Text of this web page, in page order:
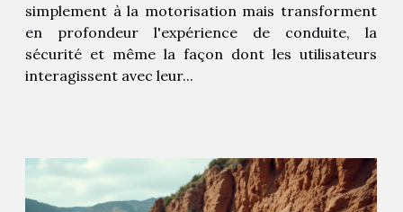
simplement à la motorisation mais transforment
en profondeur l'expérience de conduite, la
sécurité et même la façon dont les utilisateurs
interagissent avec leur...